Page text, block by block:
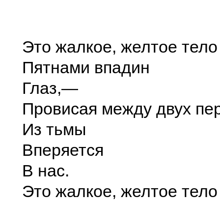
Это жалкое, желтое тело
Пятнами впадин
Глаз,—
Провисая между двух
Из тьмы
Вперяется
В нас.
Это жалкое, желтое тело